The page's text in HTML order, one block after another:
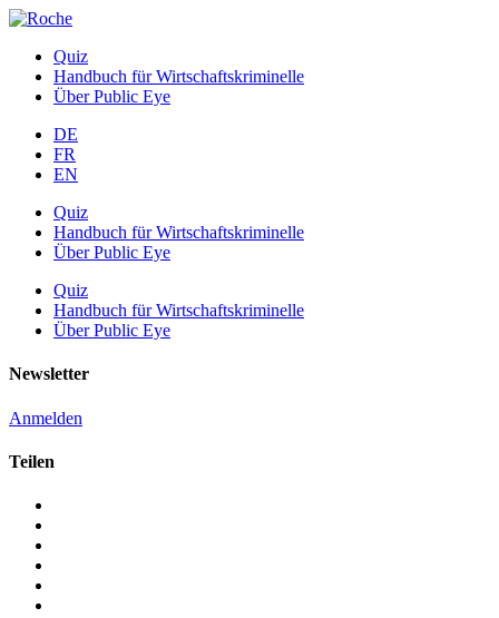
Quiz
Handbuch für Wirtschaftskriminelle
Über Public Eye
DE
FR
EN
Quiz
Handbuch für Wirtschaftskriminelle
Über Public Eye
Quiz
Handbuch für Wirtschaftskriminelle
Über Public Eye
Newsletter
Anmelden
Teilen